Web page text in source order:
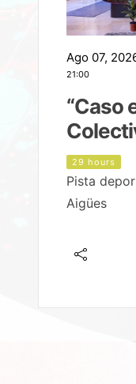
Ago 07,
21:00
“Caso
29 hours
Pista
Aigües